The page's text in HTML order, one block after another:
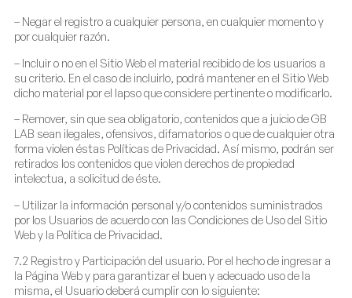
– Negar el registro a cualquier persona, en cualquier momento y
por cualquier razón.
– Incluir o no en el Sitio Web el material recibido de los usuarios a
su criterio. En el caso de incluirlo, podrá mantener en el Sitio Web
dicho material por el lapso que considere pertinente o modificarlo.
– Remover, sin que sea obligatorio, contenidos que a juicio de GB
LAB sean ilegales, ofensivos, difamatorios o que de cualquier otra
forma violen éstas Políticas de Privacidad. Así mismo, podrán ser
retirados los contenidos que violen derechos de propiedad
intelectua, a solicitud de éste.
– Utilizar la información personal y/o contenidos suministrados
por los Usuarios de acuerdo con las Condiciones de Uso del Sitio
Web y la Política de Privacidad.
7.2 Registro y Participación del usuario. Por el hecho de ingresar a
la Página Web y para garantizar el buen y adecuado uso de la
misma, el Usuario deberá cumplir con lo siguiente: